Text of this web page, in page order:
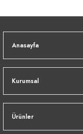
Anasayfa
Kurumsal
Ürünler